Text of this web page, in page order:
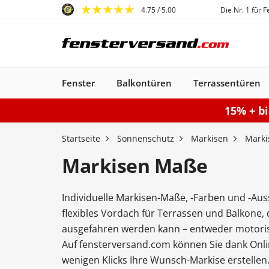
4.75/ 5.00 Die Nr. 1 für
Fenster
Kunststofffenster Kunststoff-Alu
Fenster
Holzfenster
Fenster konfigurieren
Balkontüren
Balkontüren
Kunststoff
Balkontüren
Kunststoff-Alu
Balkontür
Terrassentüren
PSK-Türen Smart-Slide
Terrassentür
Haustüren
Kunststoff
Haustüren
Stahl-Alu
Haustüren
Aluminium
Haustür konfigurieren
Rollladen
Konfigurieren
Raffstores
Konfigurieren
Einzeltor Doppeltor
Gartentor
Sektionaltore
Sektionaltor konfigurieren
Anbau Carports Carports
Carport konfigurieren
15% +
Startseite Sonnenschutz Markisen
Markisen Maße
Individuelle Markisen-Maße, -Farben und -
flexibles Vordach für Terrassen und Balkone,
ausgefahren werden kann – entweder
Auf fensterversand.com können Sie dank
wenigen Klicks Ihre Wunsch-Markise erstellen.